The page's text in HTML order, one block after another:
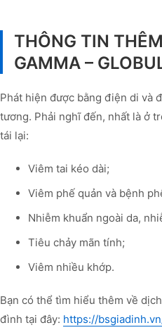
THÔNG TIN
GAMMA –
Phát hiện được bằng điện di và
tương. Phải nghĩ đến, nhất là ở
tái lại:
Viêm tai kéo dài;
Viêm phế quản và bệnh
Nhiễm khuẩn ngoài da,
Tiêu chảy mãn tính;
Viêm nhiều khớp.
Bạn có thể tìm hiểu thêm về
đình tại đây: https://